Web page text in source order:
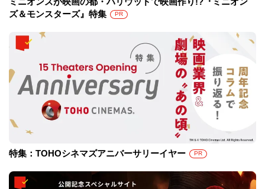
ズ＆モンスターズ』特集
PR
特集：TOHOシネマズアニバーサリーイヤー PR